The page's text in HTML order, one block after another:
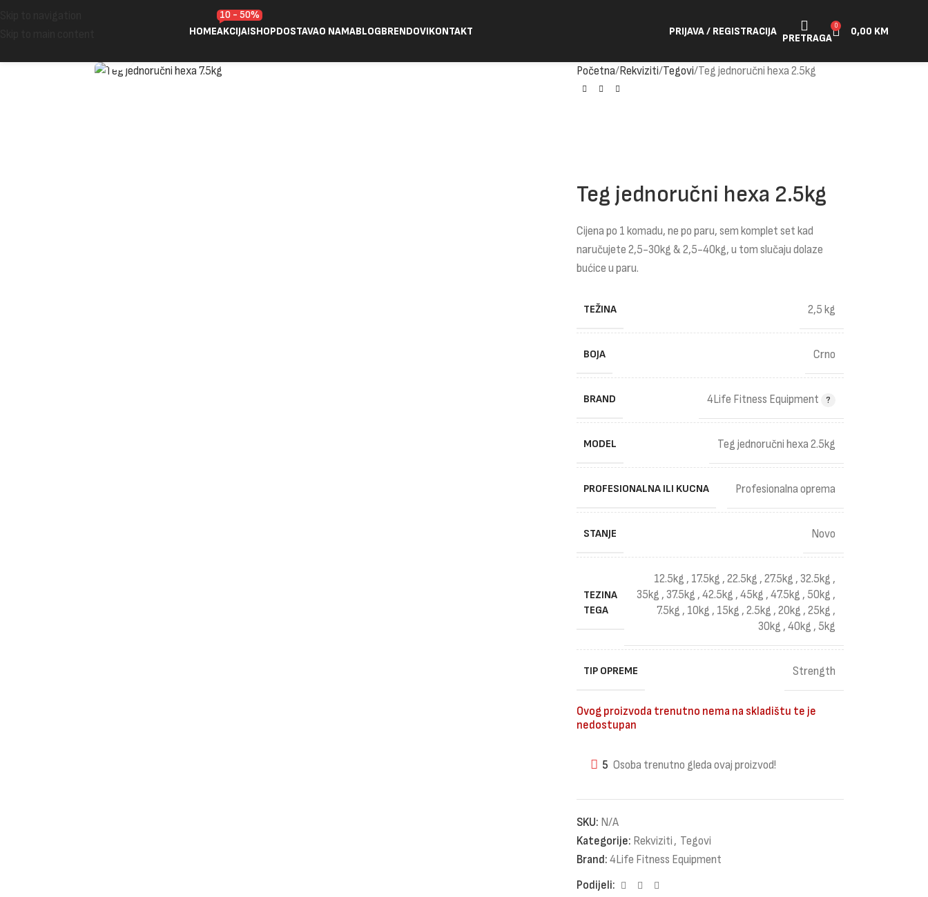
HOMEAKCIJA!
10 - 50%
SHOPDOSTAVAO NAMABLOGBRENDOVIKONTAKT PRIJAVA / REGISTRACIJA
PRETRAGA
0 0,00 KM
Početna Rekviziti Tegovi Teg jednoručni hexa 2.5kg
Teg jednoručni hexa 2.5kg
Cijena po 1 komadu, ne po paru, sem komplet set kad
naručujete 2,5-30kg & 2,5-40kg, u tom slučaju dolaze
bućice u paru.
TEŽINA 2,5 kg
BOJA Crno
BRAND 4Life Fitness Equipment
MODEL Teg jednoručni hexa 2.5kg
PROFESIONALNA ILI KUCNA Profesionalna oprema
STANJE Novo
TEZINA
TEGA
12.5kg , 17.5kg , 22.5kg , 27.5kg , 32.5kg ,
35kg , 37.5kg , 42.5kg , 45kg , 47.5kg , 50kg ,
7.5kg , 10kg , 15kg , 2.5kg , 20kg , 25kg ,
30kg , 40kg , 5kg
TIP OPREME Strength
Ovog proizvoda trenutno nema na skladištu te je
nedostupan
5 Osoba trenutno gleda ovaj proizvod!
SKU: N/A
Kategorije: Rekviziti , Tegovi
Brand: 4Life Fitness Equipment
Podijeli: